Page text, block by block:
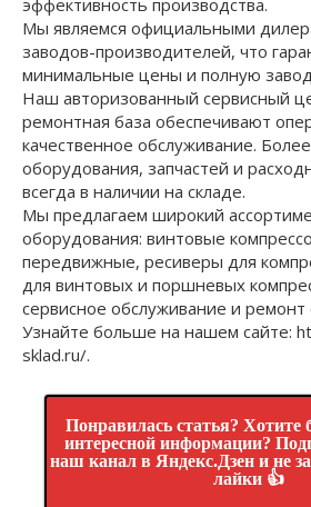
эффективность производства.
Мы являемся официальными
заводов-производителей, что
минимальные цены и полную
Наш авторизованный сервисный
ремонтная база обеспечивают
качественное обслуживание.
оборудования, запчастей и
всегда в наличии на складе.
Мы предлагаем широкий
оборудования: винтовые
передвижные, ресиверы для
для винтовых и поршневых
сервисное обслуживание и ремонт
Узнайте больше на нашем сайте:
sklad.ru/.
Понравилась статья? Хотите
интересной информации?
наш канал в Яндекс.Дзен и не
лайки 👍